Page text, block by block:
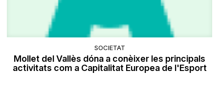
SOCIETAT
Mollet del Vallès dóna a conèixer les principals
activitats com a Capitalitat Europea de l'Esport